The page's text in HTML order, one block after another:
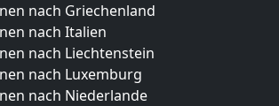
nach Griechenland
nach Italien
nach Liechtenstein
nach Luxemburg
nach Niederlande